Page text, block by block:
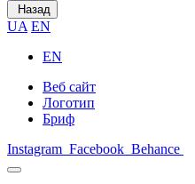
Назад
UA EN
EN
Веб сайт
Логотип
Бриф
Instagram Facebook Behance